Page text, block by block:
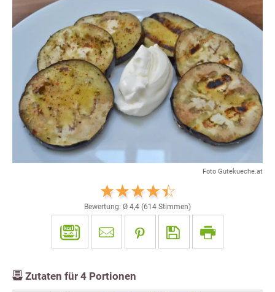
Foto Gutekueche.at
Bewertung: Ø 4,4 (614 Stimmen)
Zutaten für 4 Portionen